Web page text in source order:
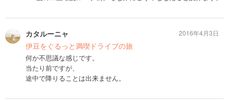
カタルーニャ
伊豆をぐるっと満喫ドライブの旅
何か不思議な感じです。
当たり前ですが、
途中で降りることは出来ません。
2016年4月3日